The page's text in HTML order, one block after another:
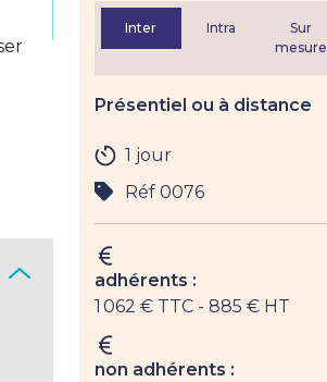
Inter Intra
Sur
mesure
Présentiel ou à distance
1 jour
Réf 0076
adhérents :
1 062 € TTC - 885 € HT
non adhérents :